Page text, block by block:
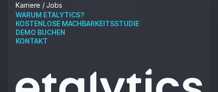
Karriere / Jobs
WARUM ETALYTICS?
KOSTENLOSE MACHBARKEITSSTUDIE
DEMO BUCHEN
KONTAKT